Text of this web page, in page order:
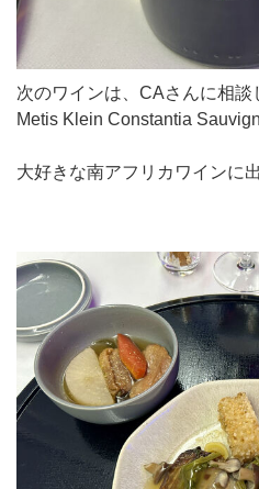
次のワインは、CAさんに相談
Metis Klein Constantia
大好きな南アフリカワインに